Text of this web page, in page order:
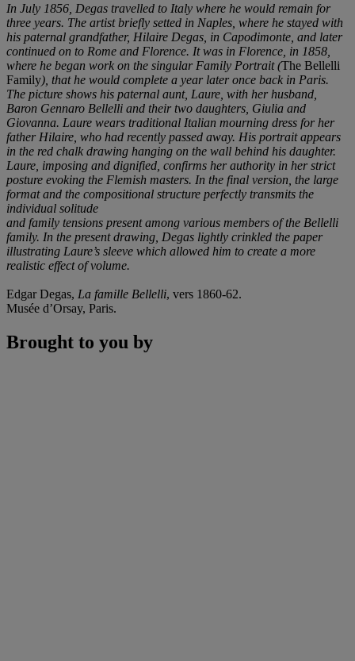
In July 1856, Degas travelled to Italy where he would remain for
three years. The artist briefly setted in Naples, where he stayed with
his paternal grandfather, Hilaire Degas, in Capodimonte, and later
continued on to Rome and Florence. It was in Florence, in 1858,
where he began work on the singular Family Portrait (The Bellelli
Family), that he would complete a year later once back in Paris.
The picture shows his paternal aunt, Laure, with her husband,
Baron Gennaro Bellelli and their two daughters, Giulia and
Giovanna. Laure wears traditional Italian mourning dress for her
father Hilaire, who had recently passed away. His portrait appears
in the red chalk drawing hanging on the wall behind his daughter.
Laure, imposing and dignified, confirms her authority in her strict
posture evoking the Flemish masters. In the final version, the large
format and the compositional structure perfectly transmits the
individual solitude
and family tensions present among various members of the Bellelli
family. In the present drawing, Degas lightly crinkled the paper
illustrating Laure’s sleeve which allowed him to create a more
realistic effect of volume.
Edgar Degas, La famille Bellelli, vers 1860-62.
Musée d’Orsay, Paris.
Brought to you by